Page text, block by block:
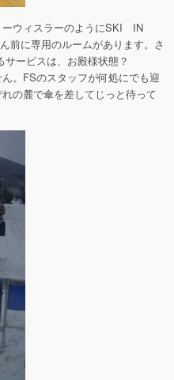
ーウィスラーのようにSKI IN
に専用のルームがあります。さ
ービスは、お殿様状態？
。FSのスタッフが何処にでも迎
の麓で傘を差してじっと待って